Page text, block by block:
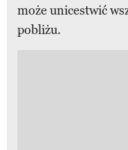
może unicestwić
pobliżu.